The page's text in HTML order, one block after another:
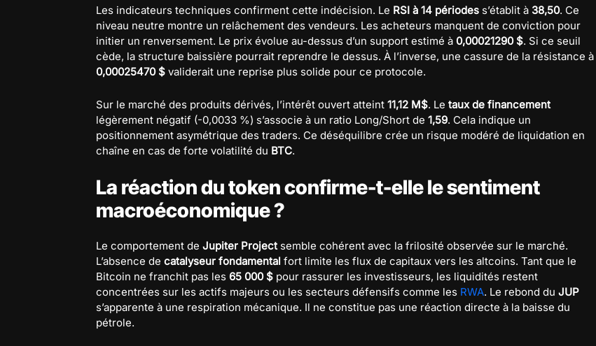
Les indicateurs techniques confirment cette indécision. Le RSI à 14 périodes s’établit à 38,50. Ce
niveau neutre montre un relâchement des vendeurs. Les acheteurs manquent de conviction pour
initier un renversement. Le prix évolue au-dessus d’un support estimé à 0,00021290 $. Si ce seuil
cède, la structure baissière pourrait reprendre le dessus. À l’inverse, une cassure de la résistance à
0,00025470 $ validerait une reprise plus solide pour ce protocole.
Sur le marché des produits dérivés, l’intérêt ouvert atteint 11,12 M$. Le taux de financement
légèrement négatif (-0,0033 %) s’associe à un ratio Long/Short de 1,59. Cela indique un
positionnement asymétrique des traders. Ce déséquilibre crée un risque modéré de liquidation en
chaîne en cas de forte volatilité du BTC.
La réaction du token confirme-t-elle le sentiment
macroéconomique ?
Le comportement de Jupiter Project semble cohérent avec la frilosité observée sur le marché.
L’absence de catalyseur fondamental fort limite les flux de capitaux vers les altcoins. Tant que le
Bitcoin ne franchit pas les 65 000 $ pour rassurer les investisseurs, les liquidités restent
concentrées sur les actifs majeurs ou les secteurs défensifs comme les RWA. Le rebond du JUP
s’apparente à une respiration mécanique. Il ne constitue pas une réaction directe à la baisse du
pétrole.